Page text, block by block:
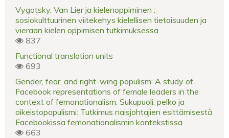
Vygotsky, Van Lier ja kielenoppiminen :
sosiokulttuurinen viitekehys kielellisen tietoisuuden ja
vieraan kielen oppimisen tutkimuksessa
837
Functional translation units
693
Gender, fear, and right-wing populism: A study of
Facebook representations of female leaders in the
context of femonationalism: Sukupuoli, pelko ja
oikeistopopulismi: Tutkimus naisjohtajien esittämisestä
Facebookissa femonationalismin kontekstissa
663